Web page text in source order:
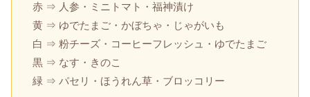
赤 ⇒ 人参・ミニトマト・福神漬け
黄 ⇒ ゆでたまご・かぼちゃ・じゃがいも
白 ⇒ 粉チーズ・コーヒーフレッシュ・ゆでたまご
黒 ⇒ なす・きのこ
緑 ⇒ パセリ・ほうれん草・ブロッコリー